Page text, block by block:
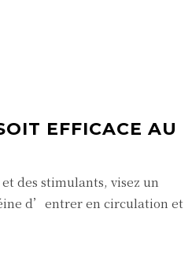
EFFICACE AU
des stimulants, visez un
d’entrer en circulation et